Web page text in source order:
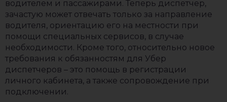
водителем и пассажирами. Теперь диспетчер,
зачастую может отвечать только за направление
водителя, ориентацию его на местности при
помощи специальных сервисов, в случае
необходимости. Кроме того, относительно новое
требования к обязанностям для Убер
диспетчеров – это помощь в регистрации
личного кабинета, а также сопровождение при
подключении.